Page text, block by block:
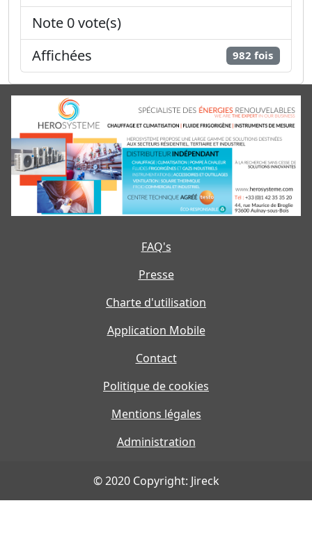
Note 0 vote(s)
Affichées
982 fois
FAQ's
Presse
Charte d'utilisation
Application Mobile
Contact
Politique de cookies
Mentions légales
Administration
© 2020 Copyright: Jireck